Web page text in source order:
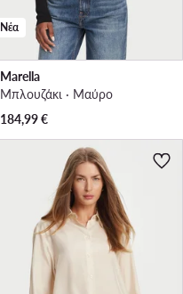
Νέα
Marella
Μπλουζάκι · Μαύρο
184,99€